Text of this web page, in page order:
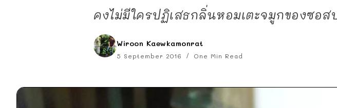
คงไม่มีใครปฏิเสธกลิ่นหอมเตะจมูกของซอส
Wiroon Kaewkamonrat
5 September 2016 One Min Read